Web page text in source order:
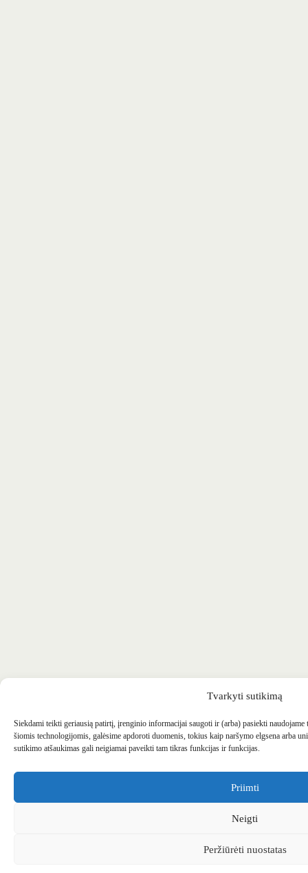
Tvarkyti sutikimą
Siekdami teikti geriausią patirtį, įrenginio informacijai saugoti ir (arba) pasiekti
šiomis technologijomis, galėsime apdoroti duomenis, tokius kaip naršymo elgsena arba
sutikimo atšaukimas gali neigiamai paveikti tam tikras funkcijas ir funkcijas.
Priimti
Neigti
Peržiūrėti nuostatas